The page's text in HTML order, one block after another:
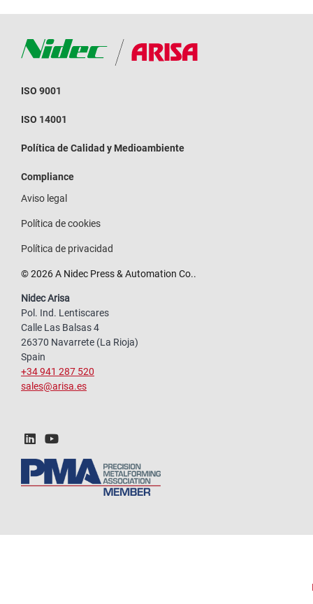
ISO 9001
ISO 14001
Política de Calidad y Medioambiente
Compliance
Aviso legal
Política de cookies
Política de privacidad
© 2026 A Nidec Press & Automation Co..
Nidec Arisa
Pol. Ind. Lentiscares
Calle Las Balsas 4
26370 Navarrete (La Rioja)
Spain
+34 941 287 520
sales@arisa.es